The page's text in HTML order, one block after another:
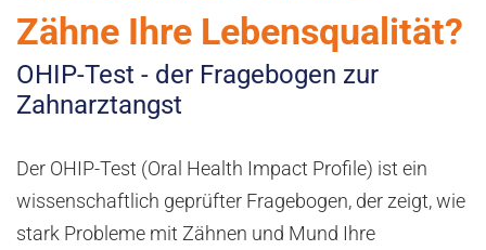
Zähne Ihre Lebensqualität?
OHIP-Test - der Fragebogen zur
Zahnarztangst
Der OHIP-Test (Oral Health Impact Profile) ist ein
wissenschaftlich geprüfter Fragebogen, der zeigt, wie
stark Probleme mit Zähnen und Mund Ihre